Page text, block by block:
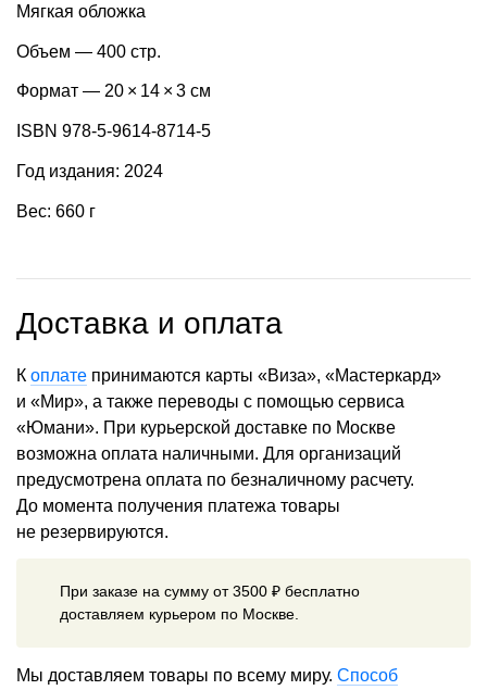
Мягкая обложка
Объем — 400 стр.
Формат — 20 × 14 × 3 см
ISBN 978-5-9614-8714-5
Год издания: 2024
Вес: 660 г
Доставка и оплата
К оплате принимаются карты «Виза», «Мастеркард»
и «Мир», а также переводы с помощью сервиса
«Юмани». При курьерской доставке по Москве
возможна оплата наличными. Для организаций
предусмотрена оплата по безналичному расчету.
До момента получения платежа товары
не резервируются.
При заказе на сумму от 3500 ₽ бесплатно
доставляем курьером по Москве.
Мы доставляем товары по всему миру. Способ